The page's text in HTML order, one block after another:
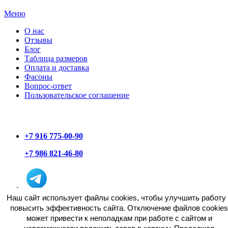
Меню
О нас
Отзывы
Блог
Таблица размеров
Оплата и доставка
Фасоны
Вопрос-ответ
Пользовательское соглашение
+7 916 775-00-90
+7 986 821-46-80
Наш сайт использует файлы cookies, чтобы улучшить работу
повысить эффективность сайта. Отключение файлов cookies
может привести к неполадкам при работе с сайтом и